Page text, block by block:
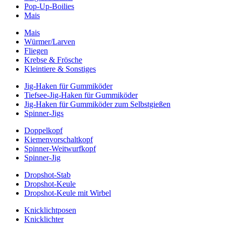
Pop-Up-Boilies
Mais
Mais
Würmer/Larven
Fliegen
Krebse & Frösche
Kleintiere & Sonstiges
Jig-Haken für Gummiköder
Tiefsee-Jig-Haken für Gummiköder
Jig-Haken für Gummiköder zum Selbstgießen
Spinner-Jigs
Doppelkopf
Kiemenvorschaltkopf
Spinner-Weitwurfkopf
Spinner-Jig
Dropshot-Stab
Dropshot-Keule
Dropshot-Keule mit Wirbel
Knicklichtposen
Knicklichter